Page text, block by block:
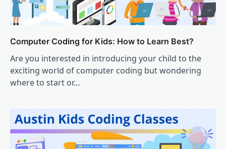
Computer Coding for Kids: How to Learn Best?
Are you interested in introducing your child to the
exciting world of computer coding but wondering
where to start or…